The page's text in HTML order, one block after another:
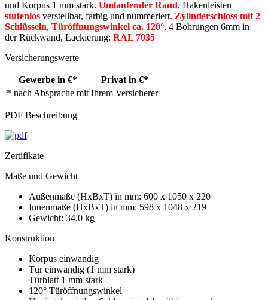
und Korpus 1 mm stark. Umlaufender Rand. Hakenleisten
stufenlos verstellbar, farbig und nummeriert. Zylinderschloss mit 2
Schlüsseln, Türöffnungswinkel ca. 120°, 4 Bohrungen 6mm in
der Rückwand, Lackierung: RAL 7035
Versicherungswerte
Gewerbe in €*
Privat in €*
* nach Absprache mit Ihrem Versicherer
PDF Beschreibung
Zertifikate
Maße und Gewicht
Außenmaße (HxBxT) in mm: 600 x 1050 x 220
Innenmaße (HxBxT) in mm: 598 x 1048 x 219
Gewicht: 34,0 kg
Konstruktion
Korpus einwandig
Tür einwandig (1 mm stark)
Türblatt 1 mm stark
120° Türöffnungswinkel